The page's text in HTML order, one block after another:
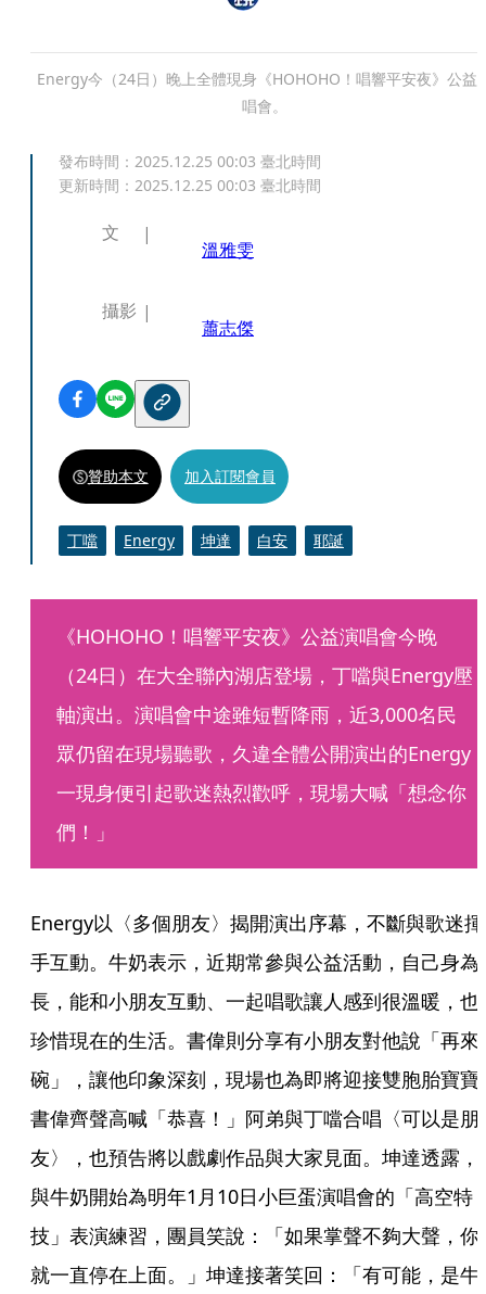
Energy今（24日）晚上全體現身《HOHOHO！唱響平安夜》公益
唱會。
發布時間： 2025.12.25 00:03 臺北時間
更新時間： 2025.12.25 00:03 臺北時間
文
溫雅雯
攝影
蕭志傑
贊助本文 加入訂閱會員
丁噹 Energy 坤達 白安 耶誕
《HOHOHO！唱響平安夜》公益演唱會今晚
（24日）在大全聯內湖店登場，丁噹與Energy壓
軸演出。演唱會中途雖短暫降雨，近3,000名民
眾仍留在現場聽歌，久違全體公開演出的Energy
一現身便引起歌迷熱烈歡呼，現場大喊「想念你
們！」
Energy以〈多個朋友〉揭開演出序幕，不斷與歌迷揮
手互動。牛奶表示，近期常參與公益活動，自己身為
長，能和小朋友互動、一起唱歌讓人感到很溫暖，也
珍惜現在的生活。書偉則分享有小朋友對他說「再來
碗」，讓他印象深刻，現場也為即將迎接雙胞胎寶寶
書偉齊聲高喊「恭喜！」阿弟與丁噹合唱〈可以是朋
友〉，也預告將以戲劇作品與大家見面。坤達透露，
與牛奶開始為明年1月10日小巨蛋演唱會的「高空特
技」表演練習，團員笑說：「如果掌聲不夠大聲，你
就一直停在上面。」坤達接著笑回：「有可能，是牛